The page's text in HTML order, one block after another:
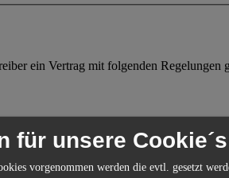
ein Vertrag mit folgenden Regelungen
mit dem Betreiber des
weiter nutzen. Für die Nutzung des
ohne Einhaltung einer Frist jederzeit
für unsere Cookie´s
vorgenommen werden die evtl. gesetzt